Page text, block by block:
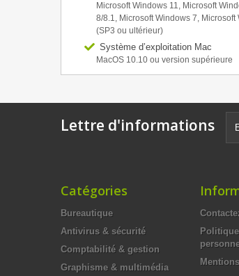
Microsoft Windows 11, Microsoft
8/8.1, Microsoft Windows 7,
(SP3 ou ultérieur)
Système d’exploitation Mac
MacOS 10.10 ou version supérieure
Lettre d'informations
Catégories
Bureautique
Antivirus & sécurité
Comptabilité & gestion
Graphisme & multimédia